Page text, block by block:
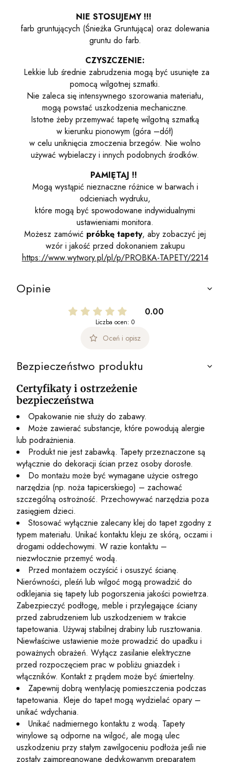
NIE STOSUJEMY !!!
farb gruntujących (Śnieżka Gruntująca) oraz dolewania
gruntu do farb.
CZYSZCZENIE:
Lekkie lub średnie zabrudzenia mogą być usunięte za
pomocą wilgotnej szmatki.
Nie zaleca się intensywnego szorowania materiału,
mogą powstać uszkodzenia mechaniczne.
Istotne żeby przemywać tapetę wilgotną szmatką
w kierunku pionowym (góra –dół)
w celu uniknięcia zmoczenia brzegów. Nie wolno
używać wybielaczy i innych podobnych środków.
PAMIĘTAJ !!
Mogą wystąpić nieznaczne różnice w barwach i
odcieniach wydruku,
które mogą być spowodowane indywidualnymi
ustawieniami monitora.
Możesz zamówić próbkę tapety, aby zobaczyć jej
wzór i jakość przed dokonaniem zakupu
https://www.wytwory.pl/pl/p/PROBKA-TAPETY/2214
Opinie
0.00
Liczba ocen: 0
Oceń i opisz
Bezpieczeństwo produktu
Certyfikaty i ostrzeżenie
bezpieczeństwa
Opakowanie nie służy do zabawy.
Może zawierać substancje, które powodują alergie
lub podrażnienia.
Produkt nie jest zabawką. Tapety przeznaczone są
wyłącznie do dekoracji ścian przez osoby dorosłe.
Do montażu może być wymagane użycie ostrego
narzędzia (np. noża tapicerskiego) – zachować
szczególną ostrożność. Przechowywać narzędzia poza
zasięgiem dzieci.
Stosować wyłącznie zalecany klej do tapet zgodny z
typem materiału. Unikać kontaktu kleju ze skórą, oczami i
drogami oddechowymi. W razie kontaktu –
niezwłocznie przemyć wodą.
Przed montażem oczyścić i osuszyć ścianę.
Nierówności, pleśń lub wilgoć mogą prowadzić do
odklejania się tapety lub pogorszenia jakości powietrza.
Zabezpieczyć podłogę, meble i przylegające ściany
przed zabrudzeniem lub uszkodzeniem w trakcie
tapetowania. Używaj stabilnej drabiny lub rusztowania.
Niewłaściwe ustawienie może prowadzić do upadku i
poważnych obrażeń. Wyłącz zasilanie elektryczne
przed rozpoczęciem prac w pobliżu gniazdek i
włączników. Kontakt z prądem może być śmiertelny.
Zapewnij dobrą wentylację pomieszczenia podczas
tapetowania. Kleje do tapet mogą wydzielać opary –
unikać wdychania.
Unikać nadmiernego kontaktu z wodą. Tapety
winylowe są odporne na wilgoć, ale mogą ulec
uszkodzeniu przy stałym zawilgoceniu podłoża jeśli nie
zostały zaimpregnowane dedykowanym preparatem